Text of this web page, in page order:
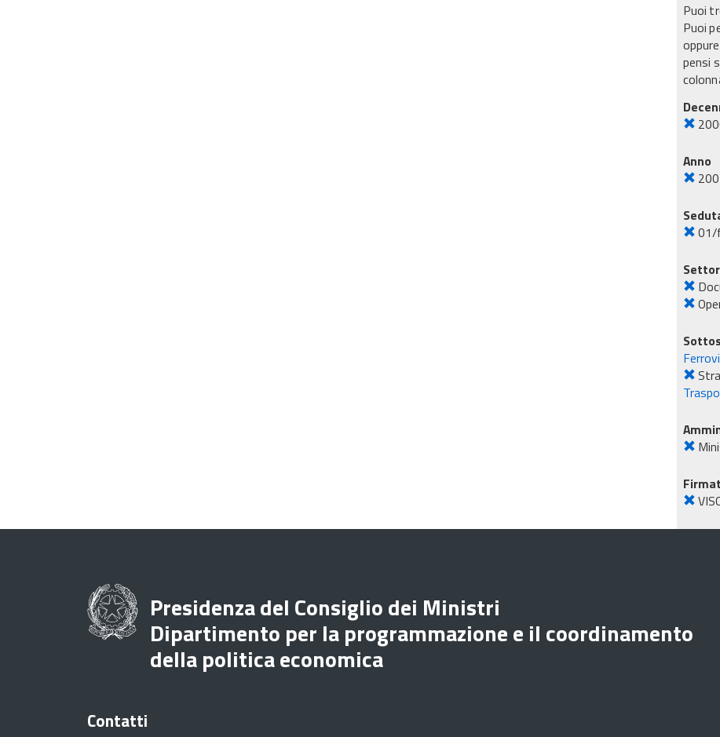
Puoi
Puoi
pensi
Anno
01/
Presidenza del Consiglio dei Ministri
Dipartimento per la programmazione e il coordinamento
della politica economica
Contatti